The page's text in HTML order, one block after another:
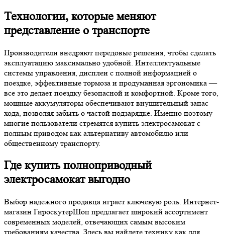
Технологии, которые меняют
представление о транспорте
Производители внедряют передовые решения, чтобы сделать
эксплуатацию максимально удобной. Интеллектуальные
системы управления, дисплеи с полной информацией о
поездке, эффективные тормоза и продуманная эргономика —
все это делает поездку безопасной и комфортной. Кроме того,
мощные аккумуляторы обеспечивают внушительный запас
хода, позволяя забыть о частой подзарядке. Именно поэтому
многие пользователи стремятся купить электросамокат с
полным приводом как альтернативу автомобилю или
общественному транспорту.
Где купить полноприводный
электросамокат выгодно
Выбор надежного продавца играет ключевую роль. Интернет-
магазин ГироскутерШоп предлагает широкий ассортимент
современных моделей, отвечающих самым высоким
требованиям качества. Здесь вы найдете технику как для